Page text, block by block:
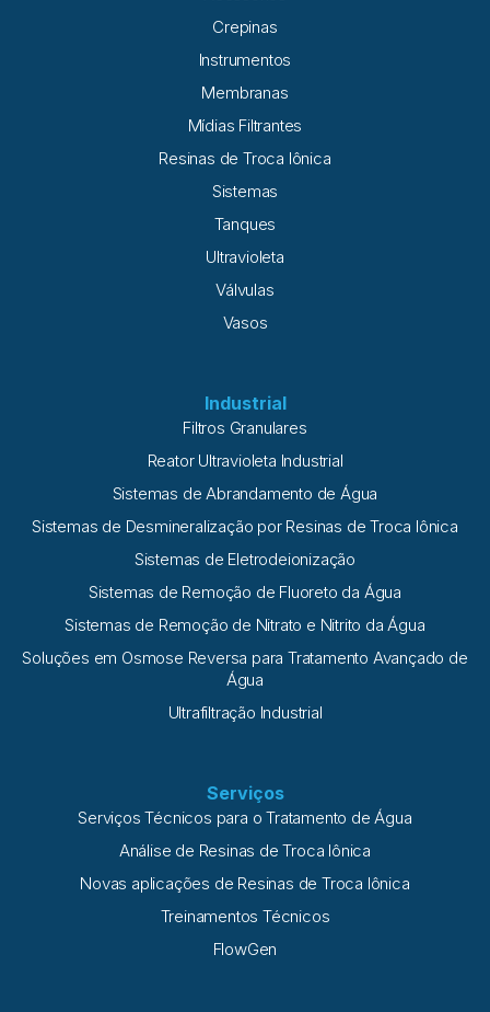
Crepinas
Instrumentos
Membranas
Mídias Filtrantes
Resinas de Troca Iônica
Sistemas
Tanques
Ultravioleta
Válvulas
Vasos
Industrial
Filtros Granulares
Reator Ultravioleta Industrial
Sistemas de Abrandamento de Água
Sistemas de Desmineralização por Resinas de Troca Iônica
Sistemas de Eletrodeionização
Sistemas de Remoção de Fluoreto da Água
Sistemas de Remoção de Nitrato e Nitrito da Água
Soluções em Osmose Reversa para Tratamento Avançado de
Água
Ultrafiltração Industrial
Serviços
Serviços Técnicos para o Tratamento de Água
Análise de Resinas de Troca Iônica
Novas aplicações de Resinas de Troca Iônica
Treinamentos Técnicos
FlowGen